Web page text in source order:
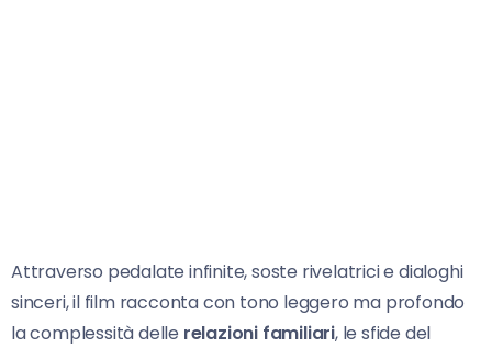
Attraverso pedalate infinite, soste rivelatrici e dialoghi
sinceri, il film racconta con tono leggero ma profondo
la complessità delle relazioni familiari, le sfide del